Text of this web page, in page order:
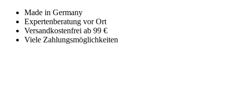
Made in Germany
Expertenberatung vor Ort
Versandkostenfrei ab 99 €
Viele Zahlungsmöglichkeiten